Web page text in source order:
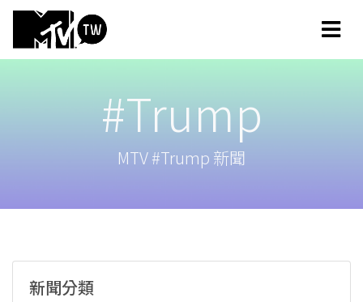
#Trump
MTV #Trump 新聞
新聞分類